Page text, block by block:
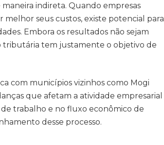
indireta. Quando empresas
seus custos, existe potencial para
Embora os resultados não sejam
tributária tem justamente o objetivo de
com municípios vizinhos como Mogi
que afetam a atividade empresarial
trabalho e no fluxo econômico de
desse processo.